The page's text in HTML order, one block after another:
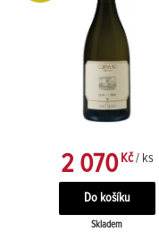
2 070Kč / ks
Skladem